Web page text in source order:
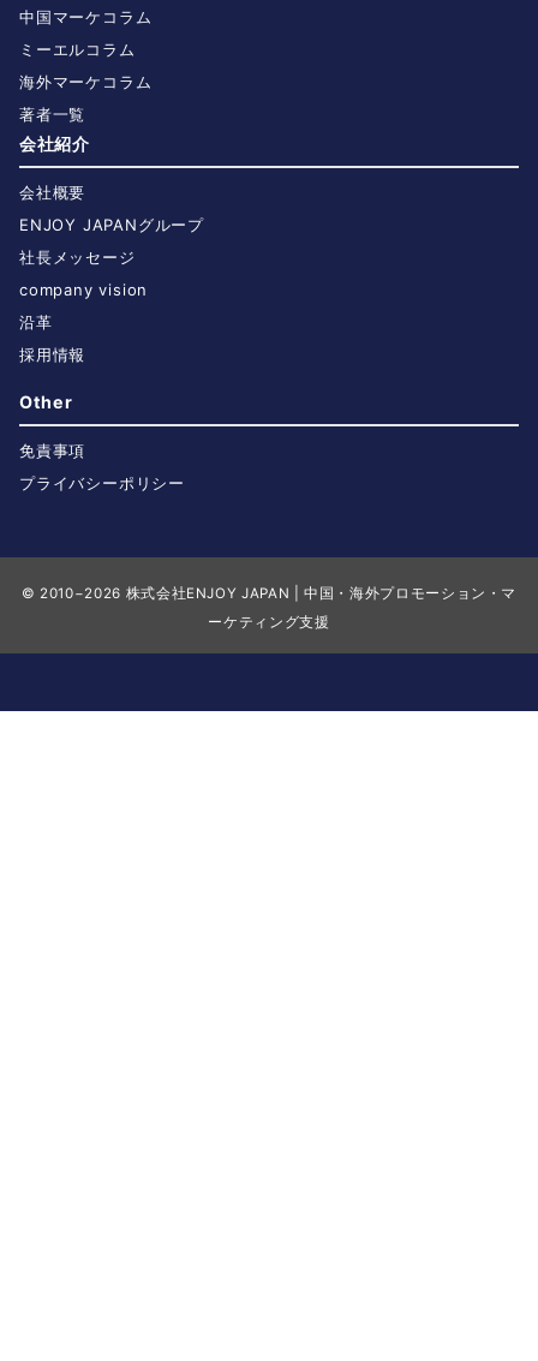
中国マーケコラム
ミーエルコラム
海外マーケコラム
著者一覧
会社紹介
会社概要
ENJOY JAPANグループ
社長メッセージ
company vision
沿革
採用情報
Other
免責事項
プライバシーポリシー
© 2010−2026 株式会社ENJOY JAPAN | 中国・海外プロモーション・マ
ーケティング支援